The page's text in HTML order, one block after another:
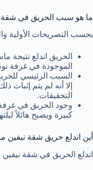
ما هو سبب الحريق في شقة
بحسب التصريحات الأولية
الحريق اندلع نتيجة
الموجودة في غرفة
السبب الرئيسي
إلا أنه لم يتم إثبات
التحقيقات.
وجود الحريق في
كبيرة ويصبح هائلاً
أين اندلع حريق شقة نيفين
اندلع الحريق في شقة